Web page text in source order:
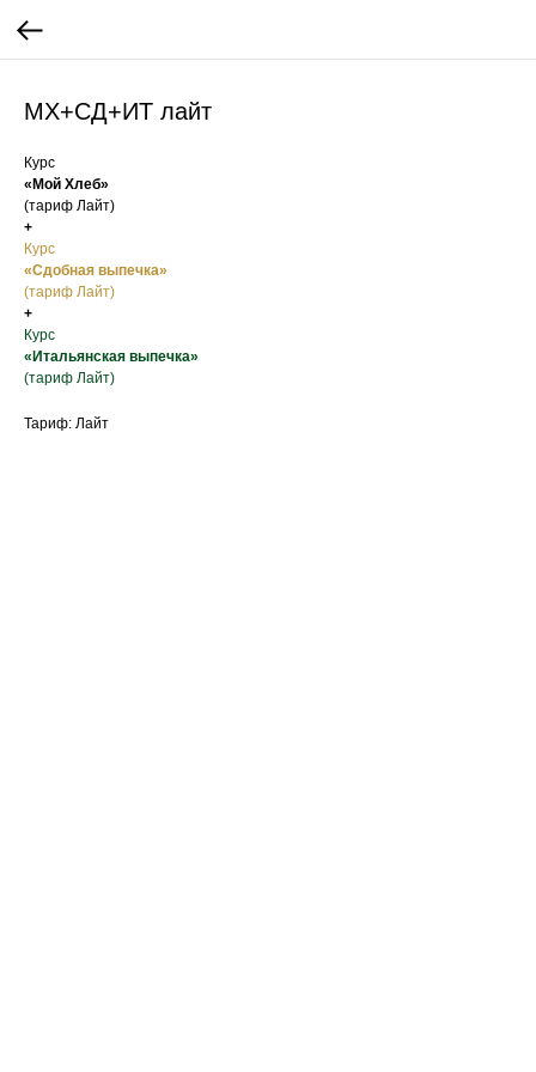
МХ+СД+ИТ лайт
Курс
«Мой Хлеб»
(тариф Лайт)
+
Курс
«Сдобная выпечка»
(тариф Лайт)
+
Курс
«Итальянская выпечка»
(тариф Лайт)
Тариф: Лайт